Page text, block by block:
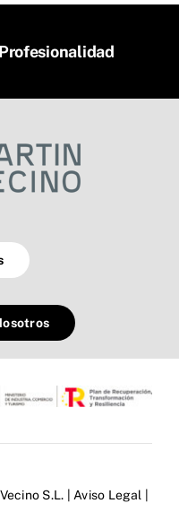
S.L. |Aviso Legal